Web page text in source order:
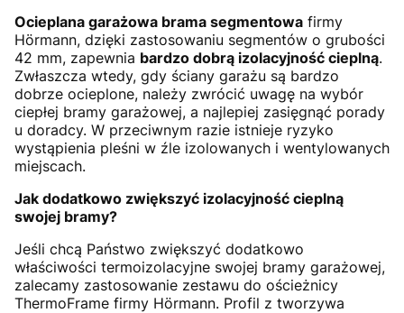
Ocieplana garażowa brama segmentowa firmy
Hörmann, dzięki zastosowaniu segmentów o grubości
42 mm, zapewnia bardzo dobrą izolacyjność cieplną.
Zwłaszcza wtedy, gdy ściany garażu są bardzo
dobrze ocieplone, należy zwrócić uwagę na wybór
ciepłej bramy garażowej, a najlepiej zasięgnąć porady
u doradcy. W przeciwnym razie istnieje ryzyko
wystąpienia pleśni w źle izolowanych i wentylowanych
miejscach.
Jak dodatkowo zwiększyć izolacyjność cieplną
swojej bramy?
Jeśli chcą Państwo zwiększyć dodatkowo
właściwości termoizolacyjne swojej bramy garażowej,
zalecamy zastosowanie zestawu do ościeżnicy
ThermoFrame firmy Hörmann. Profil z tworzywa